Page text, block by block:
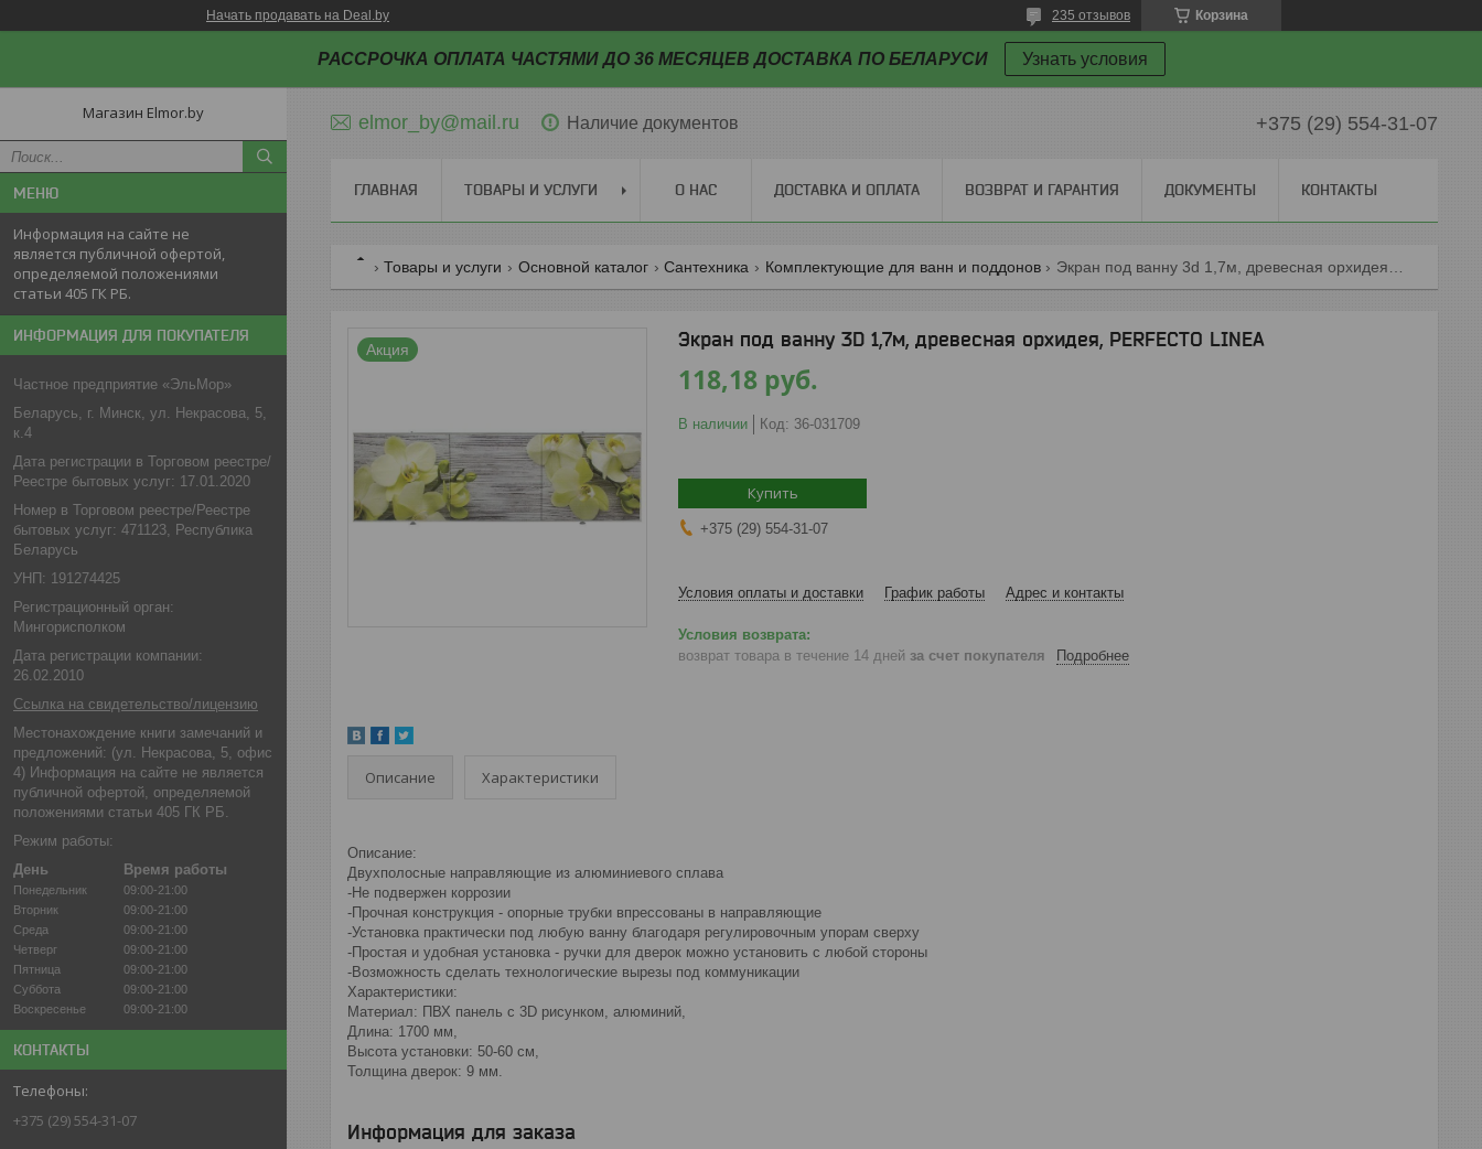
Начать продавать на Deal.by Корзина
235 отзывов
РАССРОЧКА ОПЛАТА ЧАСТЯМИ ДО 36 МЕСЯЦЕВ ДОСТАВКА ПО БЕЛАРУСИ Узнать условия
Магазин Elmor.by
Информация на сайте не
является публичной офертой,
определяемой положениями
статьи 405 ГК РБ.
ИНФОРМАЦИЯ ДЛЯ ПОКУПАТЕЛЯ
Частное предприятие «ЭльМор»
Беларусь, г. Минск, ул. Некрасова, 5,
к.4
Дата регистрации в Торговом реестре/
Реестре бытовых услуг: 17.01.2020
Номер в Торговом реестре/Реестре
бытовых услуг: 471123, Республика
Беларусь
УНП: 191274425
Регистрационный орган:
Мингорисполком
Дата регистрации компании:
26.02.2010
Ссылка на свидетельство/лицензию
Местонахождение книги замечаний и
предложений: (ул. Некрасова, 5, офис
4) Информация на сайте не является
публичной офертой, определяемой
положениями статьи 405 ГК РБ.
Режим работы:
День
Время работы
Понедельник
09:00-21:00
Вторник
09:00-21:00
Среда
09:00-21:00
Четверг
09:00-21:00
Пятница
09:00-21:00
Суббота
09:00-21:00
Воскресенье
09:00-21:00
КОНТАКТЫ
+375 (29) 554-31-07
elmor_by@mail.ru Наличие документов +375 (29) 554-31-07
ГЛАВНАЯ ТОВАРЫ И УСЛУГИ О НАС ДОСТАВКА И ОПЛАТА ВОЗВРАТ И ГАРАНТИЯ ДОКУМЕНТЫ КОНТАКТЫ
Товары и услуги Основной каталог Сантехника Комплектующие для ванн и поддонов
Акция Экран под ванну 3D 1,7м, древесная орхидея, PERFECTO LINEA
118,18 руб.
В наличии Код: 36-031709
Купить
+375 (29) 554-31-07
Условия оплаты и доставки График работы Адрес и контакты
возврат товара в течение 14 дней за счет покупателя Подробнее
Описание Характеристики
Описание:
Двухполосные направляющие из алюминиевого сплава
-Не подвержен коррозии
-Прочная конструкция - опорные трубки впрессованы в направляющие
-Установка практически под любую ванну благодаря регулировочным упорам сверху
-Простая и удобная установка - ручки для дверок можно установить с любой стороны
-Возможность сделать технологические вырезы под коммуникации
Характеристики:
Материал: ПВХ панель с 3D рисунком, алюминий,
Длина: 1700 мм,
Высота установки: 50-60 см,
Толщина дверок: 9 мм.
Информация для заказа